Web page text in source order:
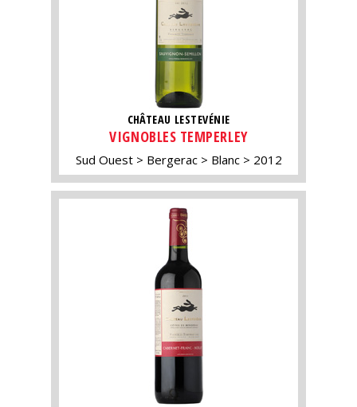
CHÂTEAU LESTEVÉNIE
VIGNOBLES TEMPERLEY
Sud Ouest Bergerac Blanc 2012